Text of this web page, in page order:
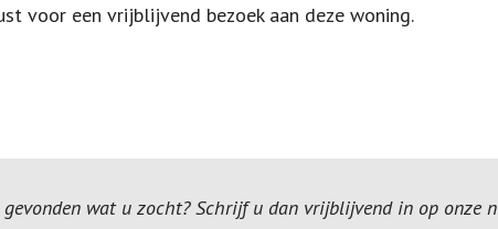
voor een vrijblijvend bezoek aan deze woning.
wat u zocht? Schrijf u dan vrijblijvend in op onze